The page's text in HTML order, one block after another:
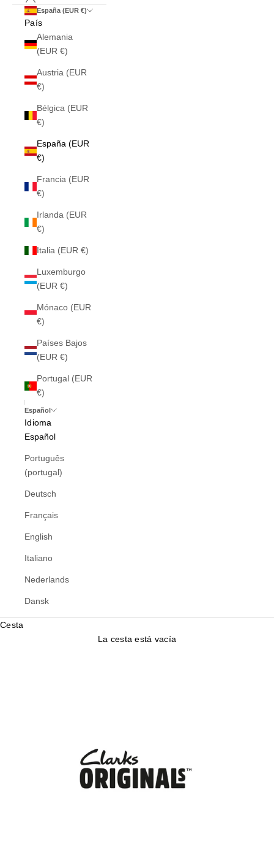
España (EUR €)
País
Alemania
(EUR €)
Austria (EUR
€)
Bélgica (EUR
€)
España (EUR
€)
Francia (EUR
€)
Irlanda (EUR
€)
Italia (EUR €)
Luxemburgo
(EUR €)
Mónaco (EUR
€)
Países Bajos
(EUR €)
Portugal (EUR
€)
Español
Idioma
Español
Português
(portugal)
Deutsch
Français
English
Italiano
Nederlands
Dansk
Cesta
La cesta está vacía